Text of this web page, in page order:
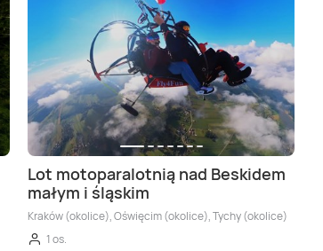
Lot motoparalotnią nad Beskidem
małym i śląskim
Kraków (okolice), Oświęcim (okolice), Tychy (okolice)
1 os.